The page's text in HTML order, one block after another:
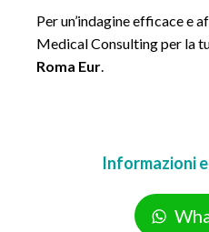
Per un’indagine efficace e
Medical Consulting per la
Roma Eur.
Informazioni